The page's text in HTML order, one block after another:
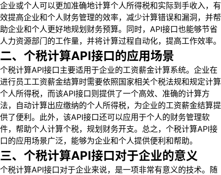
企业或个人可以更加准确地计算个人所得税和实际到手收入，有
效提高企业和个人财务管理的效率，减少计算错误和漏洞，并帮
助企业和个人更好地规划财务预算。同时，API接口也能够节省
人力资源部门的工作量，并将计算过程自动化，提高工作效率。
二、个税计算API接口的应用场景
个税计算API接口主要适用于企业的工资薪金计算系统。企业在
进行员工工资薪金结算时需要依照国家相关个税法规和规定计算
个人所得税，而该API接口则提供了一个高效、准确的计算方
法，自动计算出应缴纳的个人所得税，为企业的工资薪金结算提
供了便利。此外，该API接口还可以应用于个人的财务管理软
件，帮助个人计算个税，规划财务开支。总之，个税计算API接
口的应用场景广泛，能够为企业和个人提供便利和帮助。
三、个税计算API接口对于企业的意义
个税计算API接口对于企业来说，是一项非常有意义的技术。随